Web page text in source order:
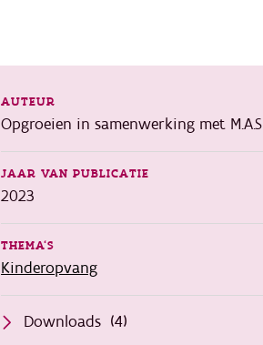
AUTEUR
Opgroeien in samenwerking met M.A.S
JAAR VAN PUBLICATIE
2023
THEMA'S
Kinderopvang
Downloads (4)